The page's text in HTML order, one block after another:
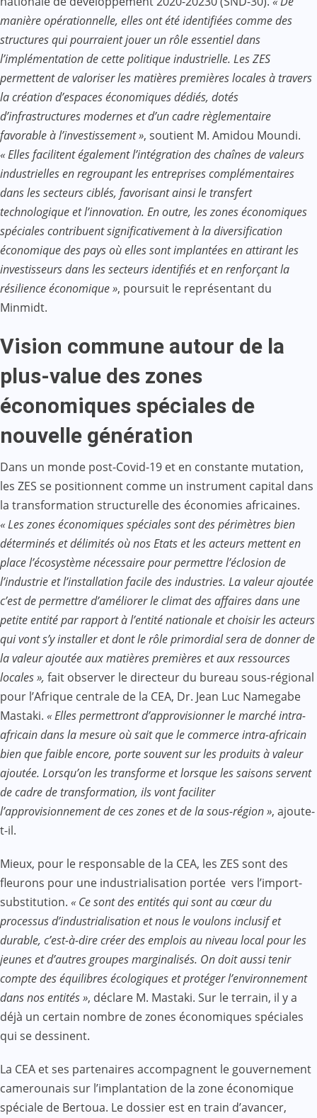
manière opérationnelle, elles ont été identifiées comme des
structures qui pourraient jouer un rôle essentiel dans
l’implémentation de cette politique industrielle. Les ZES
permettent de valoriser les matières premières locales à travers
la création d’espaces économiques dédiés, dotés
d’infrastructures modernes et d’un cadre règlementaire
favorable à l’investissement », soutient M. Amidou Moundi.
« Elles facilitent également l’intégration des chaînes de valeurs
industrielles en regroupant les entreprises complémentaires
dans les secteurs ciblés, favorisant ainsi le transfert
technologique et l’innovation. En outre, les zones économiques
spéciales contribuent significativement à la diversification
économique des pays où elles sont implantées en attirant les
investisseurs dans les secteurs identifiés et en renforçant la
résilience économique », poursuit le représentant du
Minmidt.
Vision commune autour de la
plus-value des zones
économiques spéciales de
nouvelle génération
Dans un monde post-Covid-19 et en constante mutation,
les ZES se positionnent comme un instrument capital dans
la transformation structurelle des économies africaines.
« Les zones économiques spéciales sont des périmètres bien
déterminés et délimités où nos Etats et les acteurs mettent en
place l’écosystème nécessaire pour permettre l’éclosion de
l’industrie et l’installation facile des industries. La valeur ajoutée
c’est de permettre d’améliorer le climat des affaires dans une
petite entité par rapport à l’entité nationale et choisir les acteurs
qui vont s’y installer et dont le rôle primordial sera de donner de
la valeur ajoutée aux matières premières et aux ressources
locales », fait observer le directeur du bureau sous-régional
pour l’Afrique centrale de la CEA, Dr. Jean Luc Namegabe
Mastaki. « Elles permettront d’approvisionner le marché intra-
africain dans la mesure où sait que le commerce intra-africain
bien que faible encore, porte souvent sur les produits à valeur
ajoutée. Lorsqu’on les transforme et lorsque les saisons servent
de cadre de transformation, ils vont faciliter
l’approvisionnement de ces zones et de la sous-région », ajoute-
t-il.
Mieux, pour le responsable de la CEA, les ZES sont des
fleurons pour une industrialisation portée vers l’import-
substitution. « Ce sont des entités qui sont au cœur du
processus d’industrialisation et nous le voulons inclusif et
durable, c’est-à-dire créer des emplois au niveau local pour les
jeunes et d’autres groupes marginalisés. On doit aussi tenir
compte des équilibres écologiques et protéger l’environnement
dans nos entités », déclare M. Mastaki. Sur le terrain, il y a
déjà un certain nombre de zones économiques spéciales
qui se dessinent.
La CEA et ses partenaires accompagnent le gouvernement
camerounais sur l’implantation de la zone économique
spéciale de Bertoua. Le dossier est en train d’avancer,